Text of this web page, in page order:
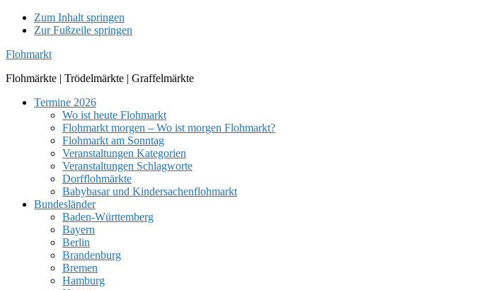
Zum Inhalt springen
Zur Fußzeile springen
Flohmarkt
Flohmärkte | Trödelmärkte | Graffelmärkte
Termine 2026
Wo ist heute Flohmarkt
Flohmarkt morgen – Wo ist morgen Flohmarkt?
Flohmarkt am Sonntag
Veranstaltungen Kategorien
Veranstaltungen Schlagworte
Dorfflohmärkte
Babybasar und Kindersachenflohmarkt
Bundesländer
Baden-Württemberg
Bayern
Berlin
Brandenburg
Bremen
Hamburg